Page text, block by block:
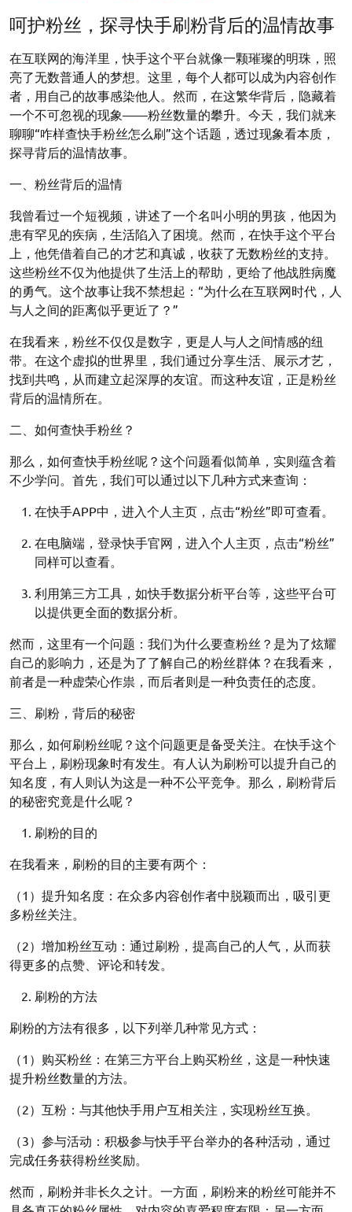
呵护粉丝，探寻快手刷粉背后的温情故事
在互联网的海洋里，快手这个平台就像一颗璀璨的明珠，照
亮了无数普通人的梦想。这里，每个人都可以成为内容创作
者，用自己的故事感染他人。然而，在这繁华背后，隐藏着
一个不可忽视的现象——粉丝数量的攀升。今天，我们就来
聊聊“咋样查快手粉丝怎么刷”这个话题，透过现象看本质，
探寻背后的温情故事。
一、粉丝背后的温情
我曾看过一个短视频，讲述了一个名叫小明的男孩，他因为
患有罕见的疾病，生活陷入了困境。然而，在快手这个平台
上，他凭借着自己的才艺和真诚，收获了无数粉丝的支持。
这些粉丝不仅为他提供了生活上的帮助，更给了他战胜病魔
的勇气。这个故事让我不禁想起：“为什么在互联网时代，人
与人之间的距离似乎更近了？”
在我看来，粉丝不仅仅是数字，更是人与人之间情感的纽
带。在这个虚拟的世界里，我们通过分享生活、展示才艺，
找到共鸣，从而建立起深厚的友谊。而这种友谊，正是粉丝
背后的温情所在。
二、如何查快手粉丝？
那么，如何查快手粉丝呢？这个问题看似简单，实则蕴含着
不少学问。首先，我们可以通过以下几种方式来查询：
在快手APP中，进入个人主页，点击“粉丝”即可查看。
在电脑端，登录快手官网，进入个人主页，点击“粉丝”
同样可以查看。
利用第三方工具，如快手数据分析平台等，这些平台可
以提供更全面的数据分析。
然而，这里有一个问题：我们为什么要查粉丝？是为了炫耀
自己的影响力，还是为了了解自己的粉丝群体？在我看来，
前者是一种虚荣心作祟，而后者则是一种负责任的态度。
三、刷粉，背后的秘密
那么，如何刷粉丝呢？这个问题更是备受关注。在快手这个
平台上，刷粉现象时有发生。有人认为刷粉可以提升自己的
知名度，有人则认为这是一种不公平竞争。那么，刷粉背后
的秘密究竟是什么呢？
刷粉的目的
在我看来，刷粉的目的主要有两个：
（1）提升知名度：在众多内容创作者中脱颖而出，吸引更
多粉丝关注。
（2）增加粉丝互动：通过刷粉，提高自己的人气，从而获
得更多的点赞、评论和转发。
刷粉的方法
刷粉的方法有很多，以下列举几种常见方式：
（1）购买粉丝：在第三方平台上购买粉丝，这是一种快速
提升粉丝数量的方法。
（2）互粉：与其他快手用户互相关注，实现粉丝互换。
（3）参与活动：积极参与快手平台举办的各种活动，通过
完成任务获得粉丝奖励。
然而，刷粉并非长久之计。一方面，刷粉来的粉丝可能并不